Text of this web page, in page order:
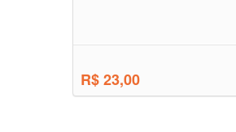
R$ 23,00